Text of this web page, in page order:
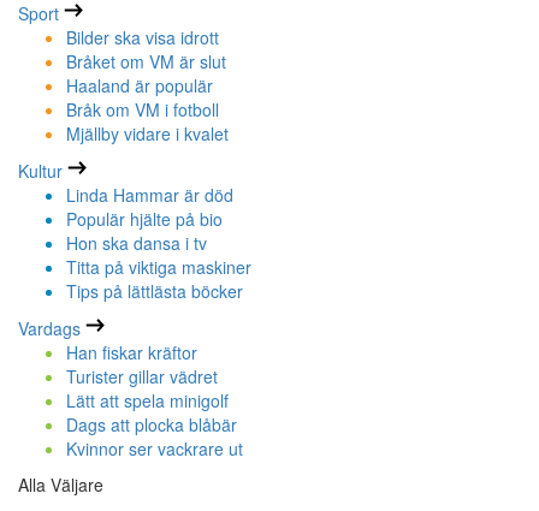
Sport
Bilder ska visa idrott
Bråket om VM är slut
Haaland är populär
Bråk om VM i fotboll
Mjällby vidare i kvalet
Kultur
Linda Hammar är död
Populär hjälte på bio
Hon ska dansa i tv
Titta på viktiga maskiner
Tips på lättlästa böcker
Vardags
Han fiskar kräftor
Turister gillar vädret
Lätt att spela minigolf
Dags att plocka blåbär
Kvinnor ser vackrare ut
Alla Väljare